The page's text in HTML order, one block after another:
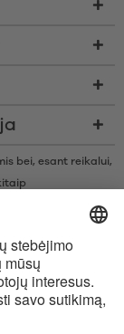
bei, esant reikalui,
„Bluetooth
naudojimas
Inc.“ prekių
LLC“ prekės